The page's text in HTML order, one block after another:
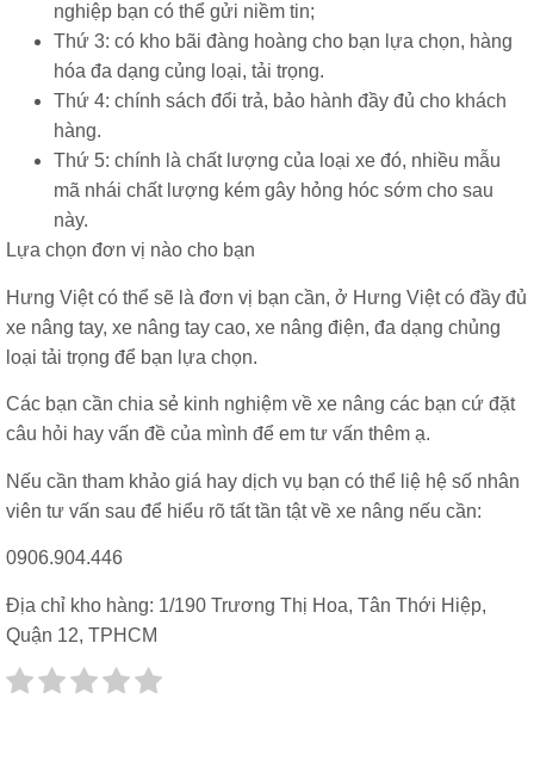
nghiệp bạn có thể gửi niềm tin;
Thứ 3: có kho bãi đàng hoàng cho bạn lựa chọn, hàng
hóa đa dạng củng loại, tải trọng.
Thứ 4: chính sách đổi trả, bảo hành đầy đủ cho khách
hàng.
Thứ 5: chính là chất lượng của loại xe đó, nhiều mẫu
mã nhái chất lượng kém gây hỏng hóc sớm cho sau
này.
Lựa chọn đơn vị nào cho bạn
Hưng Việt có thể sẽ là đơn vị bạn cần, ở Hưng Việt có đầy đủ
xe nâng tay, xe nâng tay cao, xe nâng điện, đa dạng chủng
loại tải trọng để bạn lựa chọn.
Các bạn cần chia sẻ kinh nghiệm về xe nâng các bạn cứ đặt
câu hỏi hay vấn đề của mình để em tư vấn thêm ạ.
Nếu cần tham khảo giá hay dịch vụ bạn có thể liệ hệ số nhân
viên tư vấn sau để hiểu rõ tất tần tật về xe nâng nếu cần:
0906.904.446
Địa chỉ kho hàng: 1/190 Trương Thị Hoa, Tân Thới Hiệp,
Quận 12, TPHCM